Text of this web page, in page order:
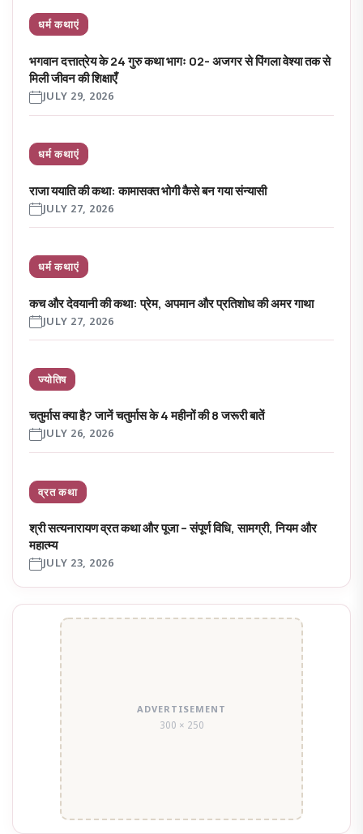
धर्म कथाएं
भगवान दत्तात्रेय के 24 गुरु कथा भागः 02- अजगर से पिंगला वेश्या तक से
मिली जीवन की शिक्षाएँ
JULY 29, 2026
धर्म कथाएं
राजा ययाति की कथा: कामासक्त भोगी कैसे बन गया संन्यासी
JULY 27, 2026
धर्म कथाएं
कच और देवयानी की कथा: प्रेम, अपमान और प्रतिशोध की अमर गाथा
JULY 27, 2026
ज्योतिष
चतुर्मास क्या है? जानें चतुर्मास के 4 महीनों की 8 जरूरी बातें
JULY 26, 2026
व्रत कथा
श्री सत्यनारायण व्रत कथा और पूजा – संपूर्ण विधि, सामग्री, नियम और
महात्म्य
JULY 23, 2026
ADVERTISEMENT
300 × 250